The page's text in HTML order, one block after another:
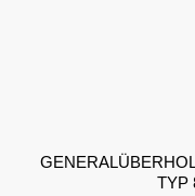
TYP